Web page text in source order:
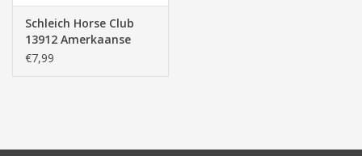
Speelgoed & hobby
Cadeau & feest
Schleich Horse Club
13912 Amerkaanse
Zadel Merrie
€7,99